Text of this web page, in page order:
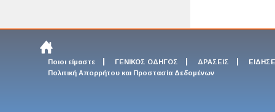
Ποιοι είμαστε ΓΕΝΙΚΟΣ ΟΔΗΓΟΣ ΔΡΑΣΕΙΣ
Πολιτική Απορρήτου και Προστασία Δεδομένων